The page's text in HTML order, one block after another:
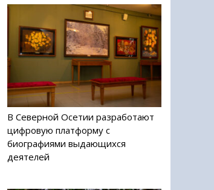
В Северной Осетии разработают
цифровую платформу с
биографиями выдающихся
деятелей